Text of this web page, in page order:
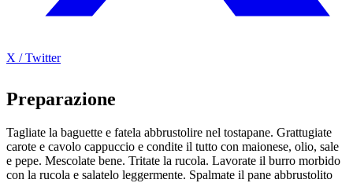
X / Twitter
Preparazione
Tagliate la baguette e fatela abbrustolire nel tostapane. Grattugiate
carote e cavolo cappuccio e condite il tutto con maionese, olio, sale
e pepe. Mescolate bene. Tritate la rucola. Lavorate il burro morbido
con la rucola e salatelo leggermente. Spalmate il pane abbrustolito